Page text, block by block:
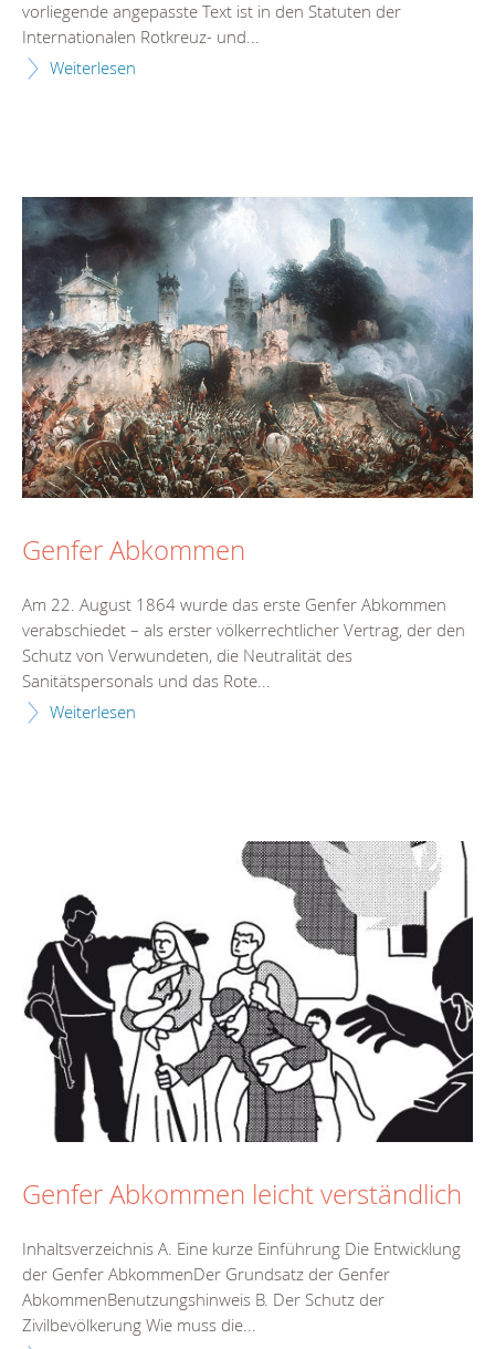
vorliegende angepasste Text ist in den Statuten der
Internationalen Rotkreuz- und...
Weiterlesen
Genfer Abkommen
Am 22. August 1864 wurde das erste Genfer Abkommen
verabschiedet – als erster völkerrechtlicher Vertrag, der den
Schutz von Verwundeten, die Neutralität des
Sanitätspersonals und das Rote...
Weiterlesen
Genfer Abkommen leicht verständlich
Inhaltsverzeichnis A. Eine kurze Einführung Die Entwicklung
der Genfer AbkommenDer Grundsatz der Genfer
AbkommenBenutzungshinweis B. Der Schutz der
Zivilbevölkerung Wie muss die...